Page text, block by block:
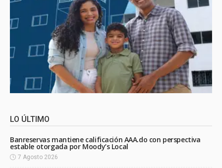
LO ÚLTIMO
Banreservas mantiene calificación AAA.do con perspectiva
estable otorgada por Moody’s Local
7 Agosto 2026